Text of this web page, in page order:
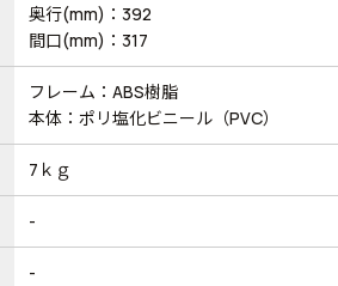
奥行(mm)：392
間口(mm)：317
フレーム：ABS樹脂
本体：ポリ塩化ビニール（PVC）
7ｋｇ
-
-